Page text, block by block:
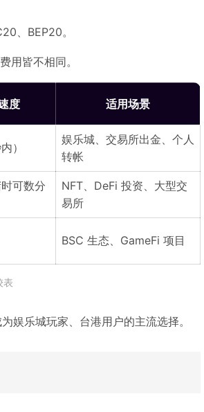
、BEP20。
用皆不相同。
度 适用场景
）
娱乐城、交易所出金、个人
转帐
可数分
NFT、DeFi 投资、大型交
易所
BSC 生态、GameFi 项目
表
娱乐城玩家、台港用户的主流选择。